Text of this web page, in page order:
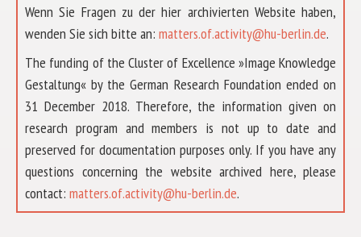
Wenn Sie Fragen zu der hier archivierten Website haben,
wenden Sie sich bitte an: matters.of.activity@hu-berlin.de.
The funding of the Cluster of Excellence »Image Knowledge
Gestaltung« by the German Research Foundation ended on
31 December 2018. Therefore, the information given on
research program and members is not up to date and
preserved for documentation purposes only. If you have any
questions concerning the website archived here, please
contact: matters.of.activity@hu-berlin.de.
ÜBER UNS